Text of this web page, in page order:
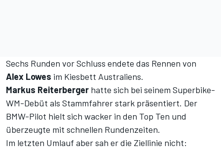
Sechs Runden vor Schluss endete das Rennen von
Alex Lowes im Kiesbett Australiens.
Markus Reiterberger hatte sich bei seinem Superbike-
WM-Debüt als Stammfahrer stark präsentiert. Der
BMW-Pilot hielt sich wacker in den Top Ten und
überzeugte mit schnellen Rundenzeiten.
Im letzten Umlauf aber sah er die Ziellinie nicht: